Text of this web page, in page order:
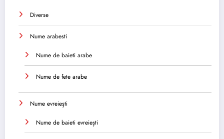
Diverse
Nume arabesti
Nume de baieti arabe
Nume de fete arabe
Nume evreiești
Nume de baieti evreiești